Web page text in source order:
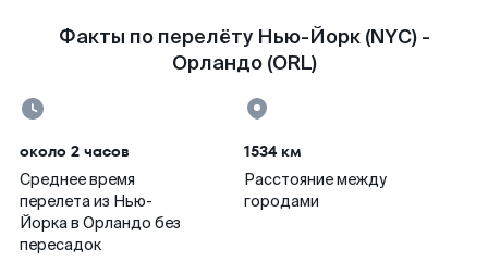
Факты по перелёту Нью-Йорк (NYC) -
Орландо (ORL)
около 2 часов
Среднее время
перелета из Нью-
Йорка в Орландо без
пересадок
1534 км
Расстояние между
городами